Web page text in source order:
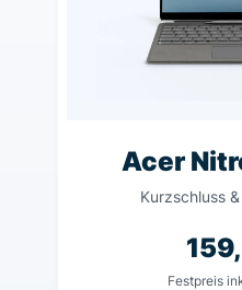
Acer
Kurzschluss
Festpreis